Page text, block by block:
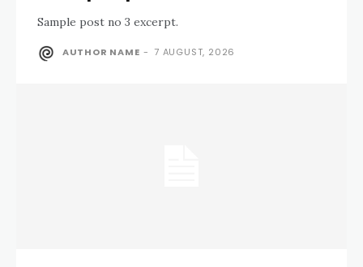
Sample post no 3 excerpt.
AUTHOR NAME - 7 AUGUST, 2026